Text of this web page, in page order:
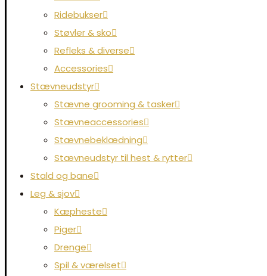
Ridebukser
Støvler & sko
Refleks & diverse
Accessories
Stævneudstyr
Stævne grooming & tasker
Stævneaccessories
Stævnebeklædning
Stævneudstyr til hest & rytter
Stald og bane
Leg & sjov
Kæpheste
Piger
Drenge
Spil & værelset